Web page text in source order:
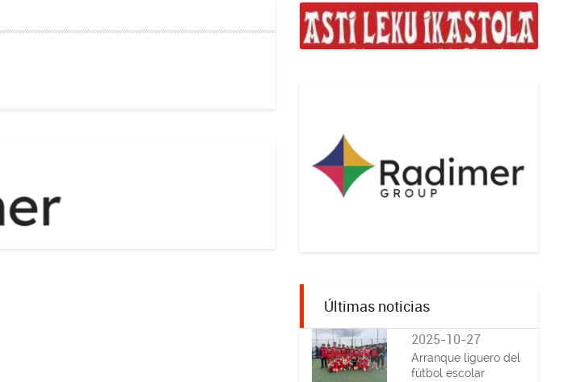
Últimas noticias
2025-10-27
Arranque liguero del
fútbol escolar